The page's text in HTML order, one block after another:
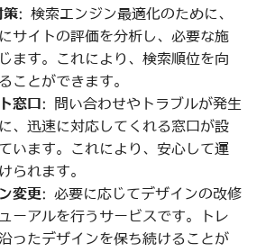
策: 検索エンジン最適化のために、
サイトの評価を分析し、必要な施
ます。これにより、検索順位を向
ことができます。
窓口 : 問い合わせやトラブルが発生
、迅速に対応してくれる窓口が設
います。これにより、安心して運
られます。
変更: 必要に応じてデザインの改修
ーアルを行うサービスです。トレ
ったデザインを保ち続けることが